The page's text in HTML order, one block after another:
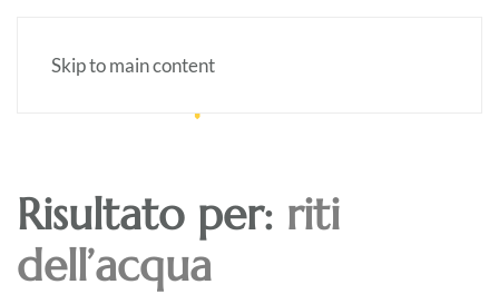
Skip to main content
Risultato per: riti
dell’acqua